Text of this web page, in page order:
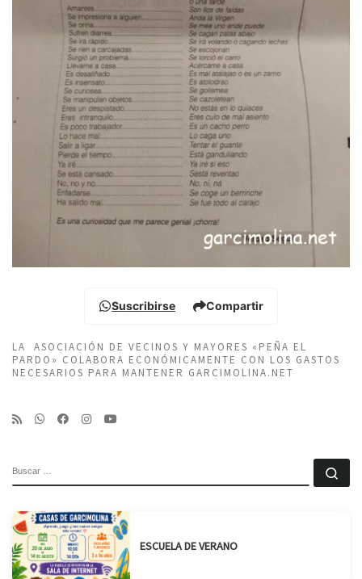
Suscribirse Compartir
LA ASOCIACIÓN DE VECINOS Y MAYORES «PEÑA EL
PARDO» COLABORA ECONÓMICAMENTE CON LOS GASTOS
NECESARIOS PARA MANTENER GARCIMOLINA.NET
ESCUELA DE VERANO